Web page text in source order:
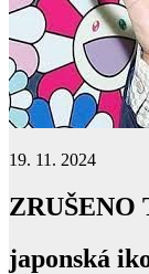
19. 11. 2024
ZRUŠENO
japonská